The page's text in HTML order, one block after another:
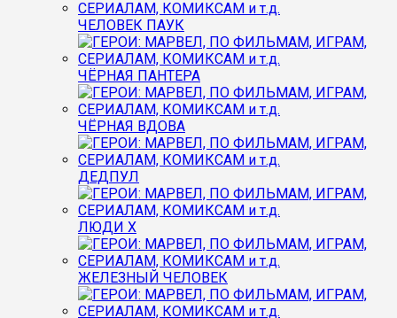
ЧЕЛОВЕК ПАУК
ЧЁРНАЯ ПАНТЕРА
ЧЁРНАЯ ВДОВА
ДЕДПУЛ
ЛЮДИ Х
ЖЕЛЕЗНЫЙ ЧЕЛОВЕК